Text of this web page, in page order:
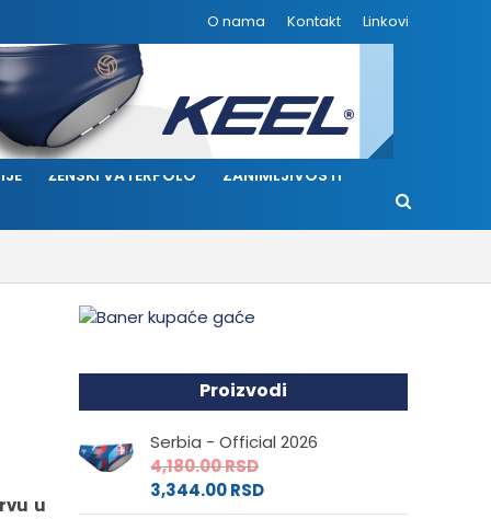
O nama Kontakt Linkovi
ŽENSKI VATERPOLO ZANIMLJIVOSTI
u
Proizvodi
Serbia - Official 2026
4,180.00RSD
3,344.00RSD